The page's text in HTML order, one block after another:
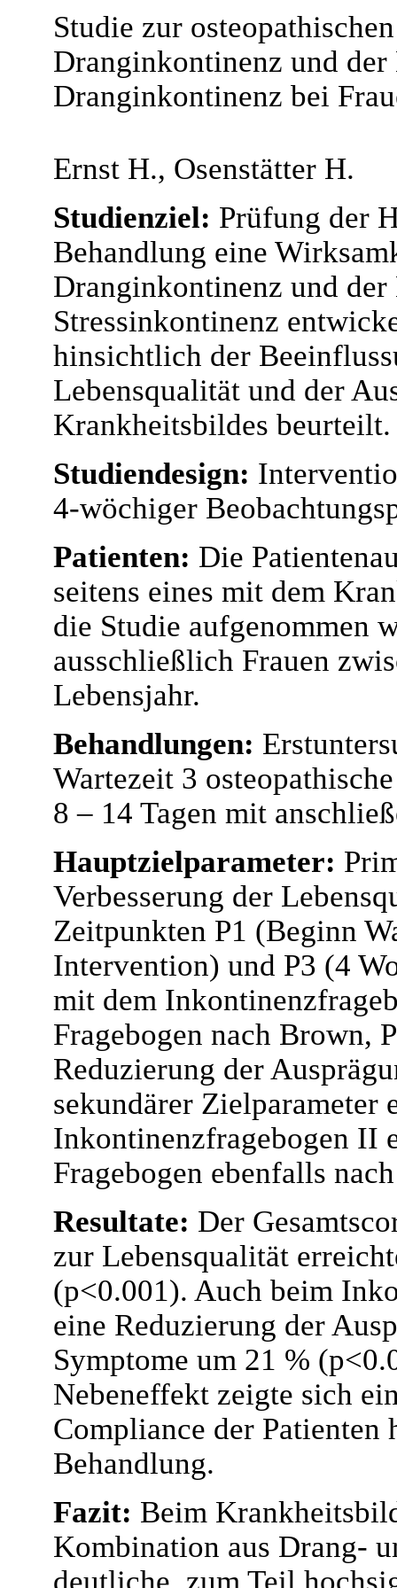
Studie zur
Dranginkontinenz und
Dranginkontinenz bei
Ernst H., Osenstätter H.
Studienziel: Prüfung der
Behandlung eine
Dranginkontinenz und
Stressinkontinenz
hinsichtlich der
Lebensqualität und der
Krankheitsbildes beurteilt.
Studiendesign:
4-wöchiger
Patienten: Die
seitens eines mit dem
die Studie aufgenommen
ausschließlich Frauen
Lebensjahr.
Behandlungen:
Wartezeit 3
8 – 14 Tagen mit
Hauptzielparameter:
Verbesserung der
Zeitpunkten P1 (Beginn
Intervention) und P3 (4
mit dem
Fragebogen nach Brown,
Reduzierung der
sekundärer Zielparameter
Inkontinenzfragebogen II
Fragebogen ebenfalls
Resultate: Der
zur Lebensqualität
(p<0.001). Auch beim
eine Reduzierung der
Symptome um 21 %
Nebeneffekt zeigte sich
Compliance der
Behandlung.
Fazit: Beim
Kombination aus Drang-
deutliche, zum Teil